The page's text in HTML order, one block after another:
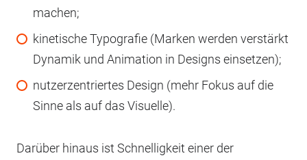
machen;
kinetische Typografie (Marken werden verstärkt
Dynamik und Animation in Designs einsetzen);
nutzerzentriertes Design (mehr Fokus auf die
Sinne als auf das Visuelle).
Darüber hinaus ist Schnelligkeit einer der